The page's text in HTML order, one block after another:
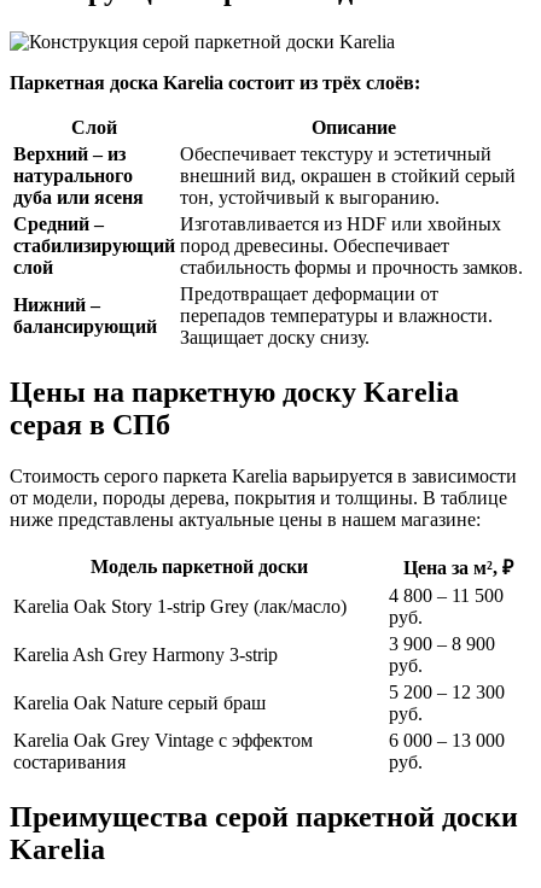
Паркетная доска Karelia состоит из трёх слоёв:
Слой
Описание
Верхний – из
натурального
дуба или ясеня
Обеспечивает текстуру и эстетичный
внешний вид, окрашен в стойкий серый
тон, устойчивый к выгоранию.
Средний –
стабилизирующий
слой
Изготавливается из HDF или хвойных
пород древесины. Обеспечивает
стабильность формы и прочность замков.
Нижний –
балансирующий
Предотвращает деформации от
перепадов температуры и влажности.
Защищает доску снизу.
Цены на паркетную доску Karelia
серая в СПб
Стоимость серого паркета Karelia варьируется в зависимости
от модели, породы дерева, покрытия и толщины. В таблице
ниже представлены актуальные цены в нашем магазине:
Модель паркетной доски
Цена за м², ₽
Karelia Oak Story 1-strip Grey (лак/масло)
4 800 – 11 500
руб.
Karelia Ash Grey Harmony 3-strip
3 900 – 8 900
руб.
Karelia Oak Nature серый браш
5 200 – 12 300
руб.
Karelia Oak Grey Vintage с эффектом
состаривания
6 000 – 13 000
руб.
Преимущества серой паркетной доски
Karelia